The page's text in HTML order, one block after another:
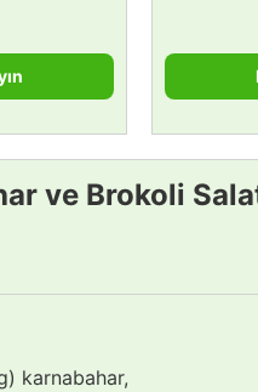
ve Brokoli
karnabahar,